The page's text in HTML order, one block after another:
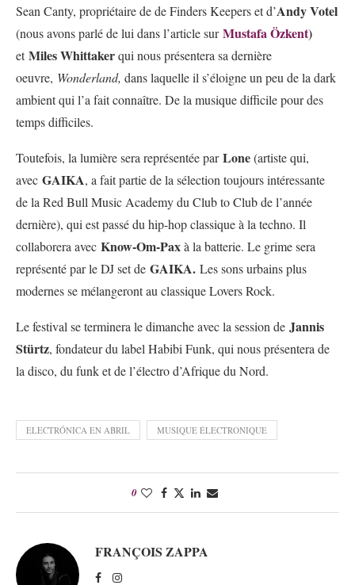
Sean Canty, propriétaire de de Finders Keepers et d’Andy Votel
(nous avons parlé de lui dans l’article surMustafa Özkent)
etMiles Whittakerqui nous présentera sa dernière
oeuvre, Wonderland, dans laquelle il s’éloigne un peu de la dark
ambient qui l’a fait connaître. De la musique difficile pour des
temps difficiles.
Toutefois, la lumière sera représentée parLone(artiste qui,
avec GAIKA, a fait partie de la sélection toujours intéressante
de la Red Bull Music Academy du Club to Club de l’année
dernière), qui est passé du hip-hop classique à la techno. Il
collaborera avec Know-Om-Paxà la batterie. Le grime sera
représenté par le DJ set de GAIKA. Les sons urbains plus
modernes se mélangeront au classique Lovers Rock.
Le festival se terminera le dimanche avec la session de Jannis
Stürtz, fondateur du label Habibi Funk, qui nous présentera de
la disco, du funk et de l’électro d’Afrique du Nord.
ELECTRÓNICA EN ABRIL MUSIQUE ÉLECTRONIQUE
0
FRANÇOIS ZAPPA